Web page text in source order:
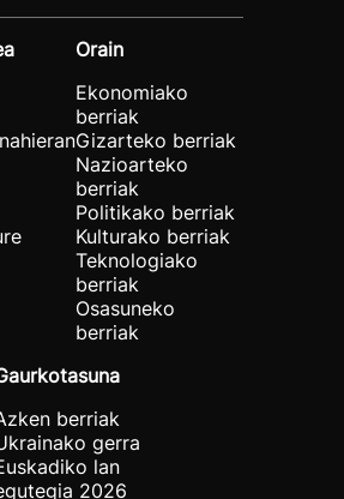
Orain
Ekonomiako
berriak
Gizarteko berriak
Nazioarteko
berriak
Politikako berriak
Kulturako berriak
Teknologiako
berriak
Osasuneko
berriak
berriak
gerra
lan
2026